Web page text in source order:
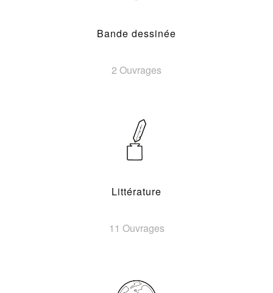
Bande dessinée
2 Ouvrages
Littérature
11 Ouvrages